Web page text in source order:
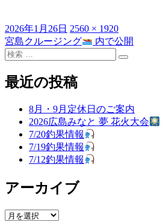
投
稿
日:
2026年1月26日 フ
ル
ズ
2560 × 1920
投
稿
ナ
ョ
ン
宮島クルージング
内で公開
検
対
象:
検
最近の投稿
8月・9月定休日のご案内
2026広島みなと 夢 花火大会
7/20釣果情報
7/19釣果情報
7/12釣果情報
アーカイブ
ア